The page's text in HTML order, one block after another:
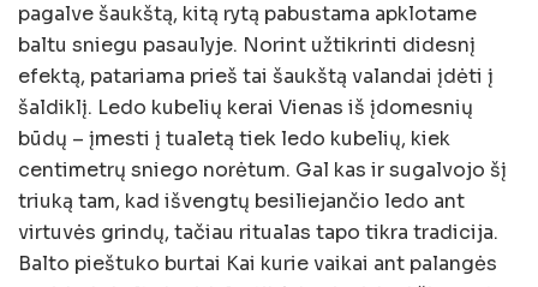
pagalve šaukštą, kitą rytą pabustama apklotame
baltu sniegu pasaulyje. Norint užtikrinti didesnį
efektą, patariama prieš tai šaukštą valandai įdėti į
šaldiklį. Ledo kubelių kerai Vienas iš įdomesnių
būdų – įmesti į tualetą tiek ledo kubelių, kiek
centimetrų sniego norėtum. Gal kas ir sugalvojo šį
triuką tam, kad išvengtų besiliejančio ledo ant
virtuvės grindų, tačiau ritualas tapo tikra tradicija.
Balto pieštuko burtai Kai kurie vaikai ant palangės